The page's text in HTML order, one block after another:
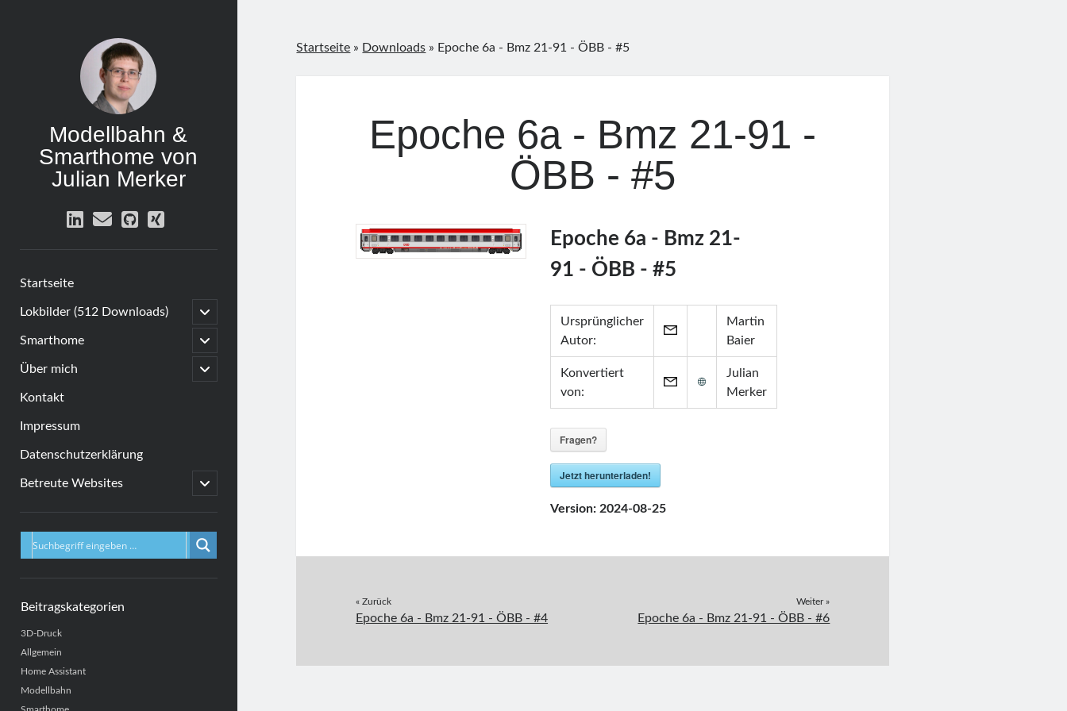
Modellbahn &
Smarthome von
Julian Merker
linkedin
emailgithub
xing
Startseite
Lokbilder (512 Downloads)
open
child
menu
Smarthome
open
child
menu
Über mich
open
child
Kontakt
Impressum
Datenschutzerklärung
Betreute Websites
open
child
Sidebar
Beitragskategorien
3D-Druck
Allgemein
Home Assistant
Modellbahn
Startseite » Downloads » Epoche 6a - Bmz 21-91 - ÖBB - #5
Epoche 6a - Bmz 21-91 -
ÖBB - #5
Epoche 6a - Bmz 21-
91 - ÖBB - #5
Ursprünglicher
Autor:
Martin
Baier
Konvertiert
von:
Julian
Merker
Fragen?
Jetzt herunterladen!
Version: 2024-08-25
« Zurück
Epoche 6a - Bmz 21-91 - ÖBB - #4
Weiter »
Epoche 6a - Bmz 21-91 - ÖBB - #6